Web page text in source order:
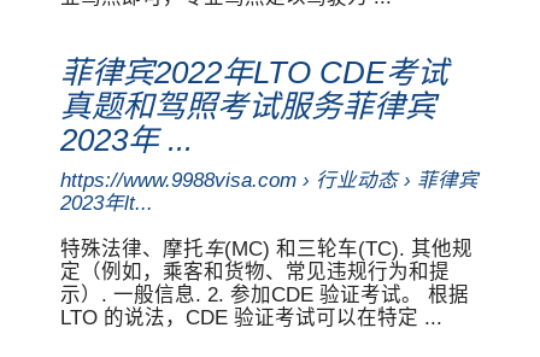
菲律宾2022年LTO CDE考试
真题和驾照考试服务菲律宾
2023年 ...
https://www.9988visa.com › 行业动态 › 菲律宾
2023年lt...
特殊法律、摩托车(MC) 和三轮车(TC). 其他规
定（例如，乘客和货物、常见违规行为和提
示）. 一般信息. 2. 参加CDE 验证考试。 根据
LTO 的说法，CDE 验证考试可以在特定 ...